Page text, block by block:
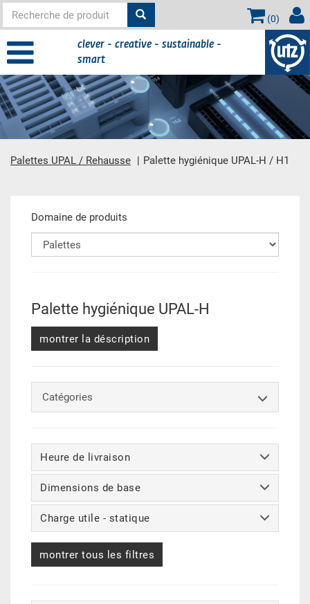
(0)
clever - creative - sustainable -
smart
Palettes UPAL / Rehausse Palette hygiénique UPAL-H / H1
contient principale
Domaine de produits
Palette hygiénique UPAL-H
montrer la déscription
Catégories
Heure de livraison
Dimensions de base
Charge utile - statique
montrer tous les filtres